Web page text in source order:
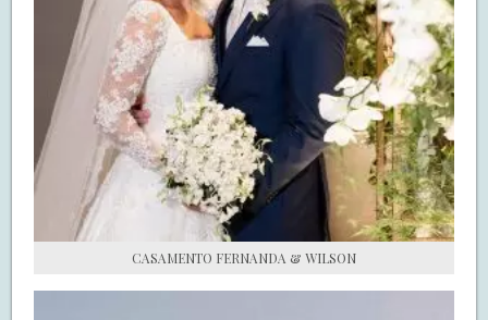
CASAMENTO FERNANDA & WILSON